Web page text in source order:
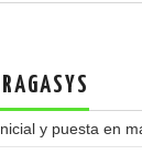
y puesta en